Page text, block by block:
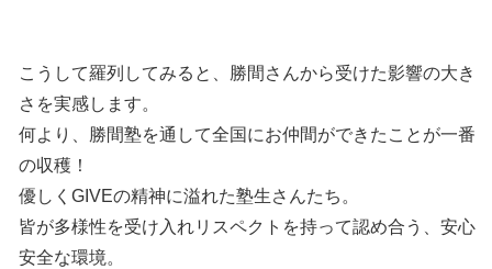
こうして羅列してみると、勝間さんから受けた影響の大き
さを実感します。
何より、勝間塾を通して全国にお仲間ができたことが一番
の収穫！
優しくGIVEの精神に溢れた塾生さんたち。
皆が多様性を受け入れリスペクトを持って認め合う、安心
安全な環境。